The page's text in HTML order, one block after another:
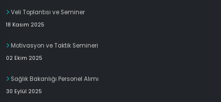
Veli Toplantısı ve Seminer
18 Kasım 2025
Motivasyon ve Taktik Semineri
02 Ekim 2025
Sağlık Bakanlığı Personel Alımı
30 Eylül 2025